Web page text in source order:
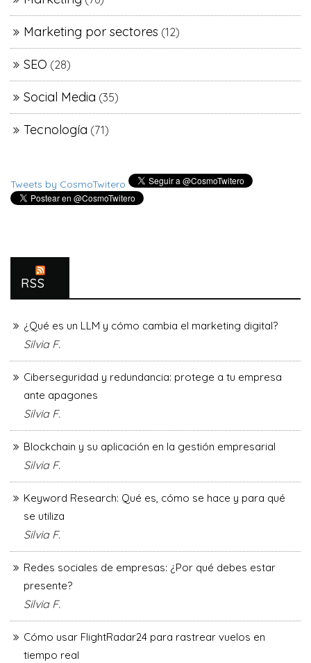
Marketing por sectores (12)
SEO (28)
Social Media (35)
Tecnología (71)
Tweets by CosmoTwitero
RSS
¿Qué es un LLM y cómo cambia el marketing digital?
Silvia F.
Ciberseguridad y redundancia: protege a tu empresa
ante apagones
Silvia F.
Blockchain y su aplicación en la gestión empresarial
Silvia F.
Keyword Research: Qué es, cómo se hace y para qué
se utiliza
Silvia F.
Redes sociales de empresas: ¿Por qué debes estar
presente?
Silvia F.
Cómo usar FlightRadar24 para rastrear vuelos en
tiempo real